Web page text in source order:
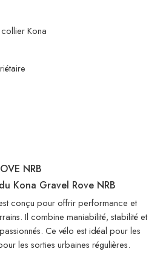
Kona
NRB
Kona Gravel Rove NRB
conçu pour offrir performance et
Il combine maniabilité, stabilité et
Ce vélo est idéal pour les
les sorties urbaines régulières.